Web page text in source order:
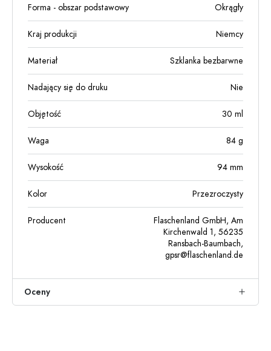
Forma - obszar podstawowy Okrągły
Kraj produkcji Niemcy
Materiał Szklanka bezbarwne
Nadający się do druku Nie
Objętość 30 ml
Waga 84 g
Wysokość 94 mm
Kolor Przezroczysty
Producent
Flaschenland GmbH, Am
Kirchenwald 1, 56235
Ransbach-Baumbach,
gpsr@flaschenland.de
Oceny